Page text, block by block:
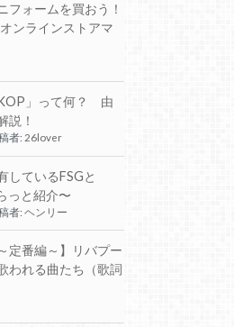
フォームを買おう！
ンラインストアマ
」って何？ 由
説！
者: 26lover
しているFSGと
っと紹介〜
者: ヘンリー
定番編～】リバプー
われる曲たち（歌詞